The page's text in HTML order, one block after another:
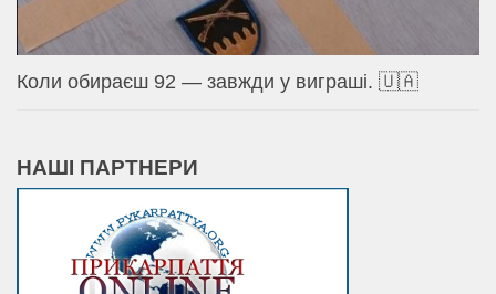
Коли обираєш 92 — завжди у виграші. 🇺🇦
НАШІ ПАРТНЕРИ